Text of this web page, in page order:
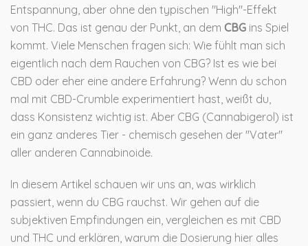
Entspannung, aber ohne den typischen "High"-Effekt
von THC. Das ist genau der Punkt, an dem CBG ins Spiel
kommt. Viele Menschen fragen sich: Wie fühlt man sich
eigentlich nach dem Rauchen von CBG? Ist es wie bei
CBD oder eher eine andere Erfahrung? Wenn du schon
mal mit CBD-Crumble experimentiert hast, weißt du,
dass Konsistenz wichtig ist. Aber CBG (Cannabigerol) ist
ein ganz anderes Tier - chemisch gesehen der "Vater"
aller anderen Cannabinoide.
In diesem Artikel schauen wir uns an, was wirklich
passiert, wenn du CBG rauchst. Wir gehen auf die
subjektiven Empfindungen ein, vergleichen es mit CBD
und THC und erklären, warum die Dosierung hier alles